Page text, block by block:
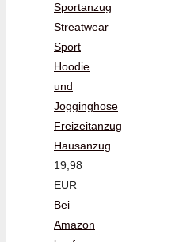
Sportanzug
Streatwear
Sport
Hoodie
und
Jogginghose
Freizeitanzug
Hausanzug
19,98
EUR
Bei
Amazon